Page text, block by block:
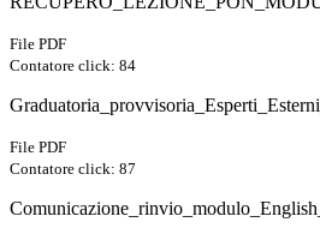
File PDF
Contatore click: 84
File PDF
Contatore click: 87